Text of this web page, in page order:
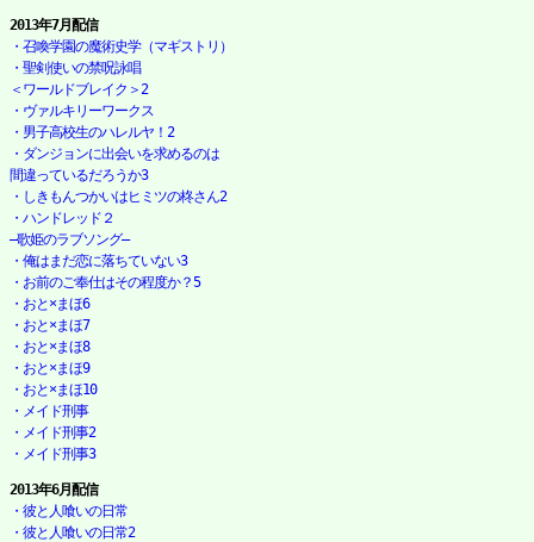
2013年7月配信
・召喚学園の魔術史学（マギストリ）
・聖剣使いの禁呪詠唱
＜ワールドブレイク＞2
・ヴァルキリーワークス
・男子高校生のハレルヤ！2
・ダンジョンに出会いを求めるのは
間違っているだろうか3
・しきもんつかいはヒミツの柊さん2
・ハンドレッド２
―歌姫のラブソング―
・俺はまだ恋に落ちていない3
・お前のご奉仕はその程度か？5
・おと×まほ6
・おと×まほ7
・おと×まほ8
・おと×まほ9
・おと×まほ10
・メイド刑事
・メイド刑事2
・メイド刑事3
2013年6月配信
・彼と人喰いの日常
・彼と人喰いの日常2